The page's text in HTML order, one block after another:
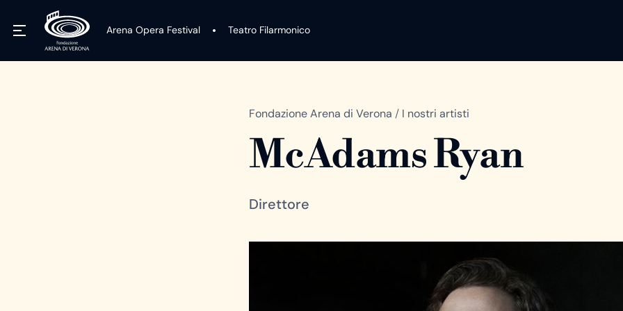
Arena Opera Festival Teatro Filarmonico
Fondazione Arena di Verona / I nostri artisti
McAdams Ryan
Direttore